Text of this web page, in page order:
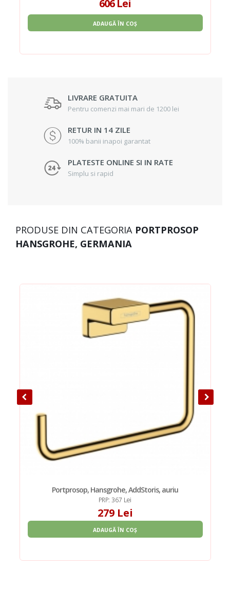
606 Lei
ADAUGĂ ÎN COȘ
LIVRARE GRATUITA
Pentru comenzi mai mari de 1200 lei
RETUR IN 14 ZILE
100% banii inapoi garantat
PLATESTE ONLINE SI IN RATE
Simplu si rapid
PRODUSE DIN CATEGORIA PORTPROSOP
HANSGROHE, GERMANIA
Portprosop, Hansgrohe, AddStoris, auriu
PRP: 367 Lei
279 Lei
ADAUGĂ ÎN COȘ